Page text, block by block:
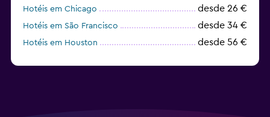
Hotéis em Chicago desde 26 €
Hotéis em São Francisco desde 34 €
Hotéis em Houston desde 56 €